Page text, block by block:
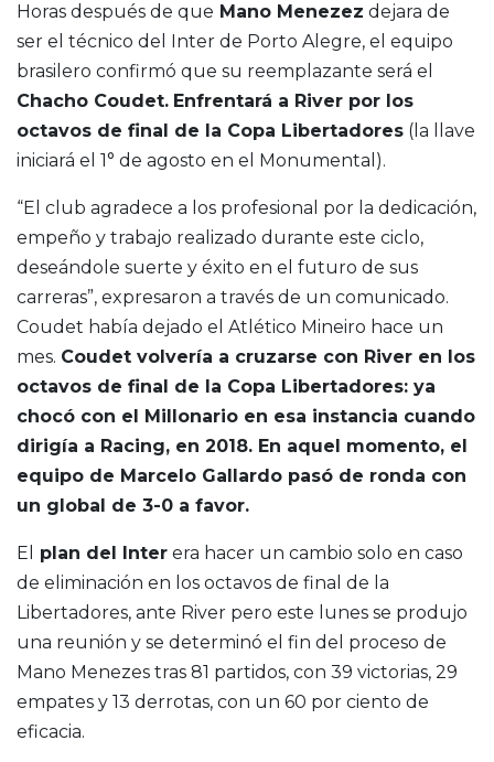
Horas después de que Mano Menezez dejara de
ser el técnico del Inter de Porto Alegre, el equipo
brasilero confirmó que su reemplazante será el
Chacho Coudet. Enfrentará a River por los
octavos de final de la Copa Libertadores (la llave
iniciará el 1° de agosto en el Monumental).
“El club agradece a los profesional por la dedicación,
empeño y trabajo realizado durante este ciclo,
deseándole suerte y éxito en el futuro de sus
carreras”, expresaron a través de un comunicado.
Coudet había dejado el Atlético Mineiro hace un
mes. Coudet volvería a cruzarse con River en los
octavos de final de la Copa Libertadores: ya
chocó con el Millonario en esa instancia cuando
dirigía a Racing, en 2018. En aquel momento, el
equipo de Marcelo Gallardo pasó de ronda con
un global de 3-0 a favor.
El plan del Inter era hacer un cambio solo en caso
de eliminación en los octavos de final de la
Libertadores, ante River pero este lunes se produjo
una reunión y se determinó el fin del proceso de
Mano Menezes tras 81 partidos, con 39 victorias, 29
empates y 13 derrotas, con un 60 por ciento de
eficacia.